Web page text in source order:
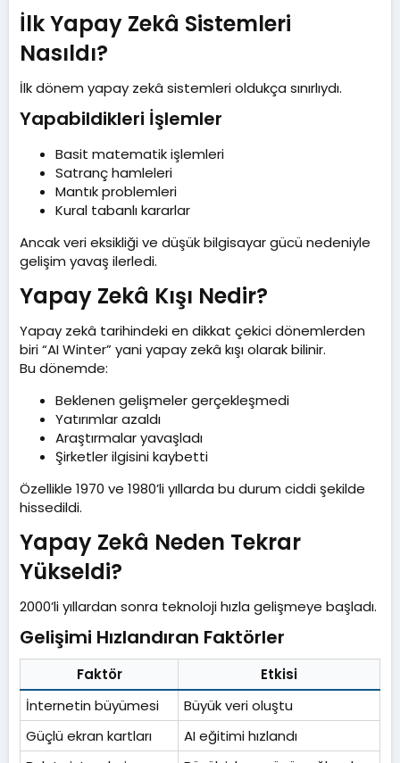
İlk Yapay Zekâ Sistemleri
Nasıldı?​
İlk dönem yapay zekâ sistemleri oldukça sınırlıydı.
Yapabildikleri İşlemler​
Basit matematik işlemleri
Satranç hamleleri
Mantık problemleri
Kural tabanlı kararlar
Ancak veri eksikliği ve düşük bilgisayar gücü nedeniyle
gelişim yavaş ilerledi.
Yapay Zekâ Kışı Nedir?​
Yapay zekâ tarihindeki en dikkat çekici dönemlerden
biri “AI Winter” yani yapay zekâ kışı olarak bilinir.
Bu dönemde:
Beklenen gelişmeler gerçekleşmedi
Yatırımlar azaldı
Araştırmalar yavaşladı
Şirketler ilgisini kaybetti
Özellikle 1970 ve 1980’li yıllarda bu durum ciddi şekilde
hissedildi.
Yapay Zekâ Neden Tekrar
Yükseldi?​
2000’li yıllardan sonra teknoloji hızla gelişmeye başladı.
Gelişimi Hızlandıran Faktörler​
Faktör
Etkisi
İnternetin büyümesi
Büyük veri oluştu
Güçlü ekran kartları
AI eğitimi hızlandı